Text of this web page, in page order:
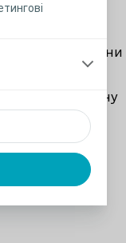
при цьому
пластини
саму адгезивну
Alterna
стандартного
чи